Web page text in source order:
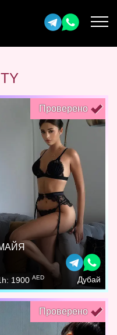
Проверено
1900 AED Дубай
Проверено